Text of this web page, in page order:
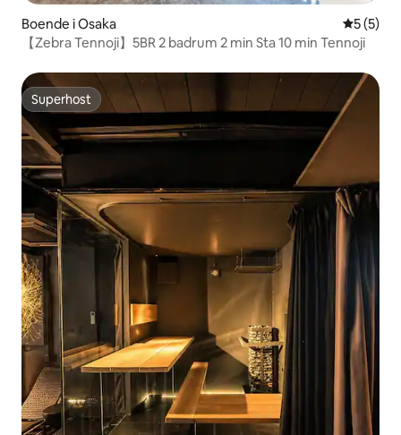
Boende i Osaka 5 av 5 i
5 (5)
【Zebra Tennoji】5BR 2 badrum 2 min Sta 10 min Tennoji
Superhost
Superhost